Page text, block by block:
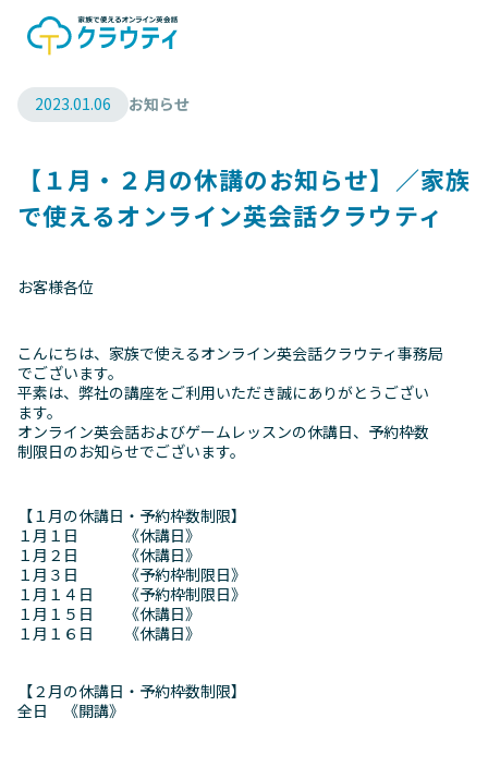
2023.01.06 お知らせ
【１月・２月の休講のお知らせ】／家族
で使えるオンライン英会話クラウティ
お客様各位
こんにちは、家族で使えるオンライン英会話クラウティ事務局
でございます。
平素は、弊社の講座をご利用いただき誠にありがとうござい
ます。
オンライン英会話およびゲームレッスンの休講日、予約枠数
制限日のお知らせでございます。
【１月の休講日・予約枠数制限】
１月１日 《休講日》
１月２日 《休講日》
１月３日 《予約枠制限日》
１月１４日 《予約枠制限日》
１月１５日 《休講日》
１月１６日 《休講日》
【２月の休講日・予約枠数制限】
全日 《開講》